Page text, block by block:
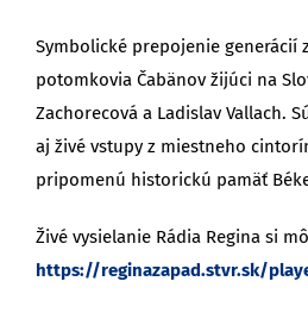
Symbolické prepojenie generácií
potomkovia Čabänov žijúci na
Zachorecová a Ladislav Vallach.
aj živé vstupy z miestneho
pripomenú historickú pamäť
Živé vysielanie Rádia Regina si
https://reginazapad.stvr.sk/